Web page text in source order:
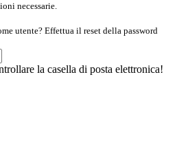
necessarie.
utente? Effettua il reset della password
la casella di posta elettronica!